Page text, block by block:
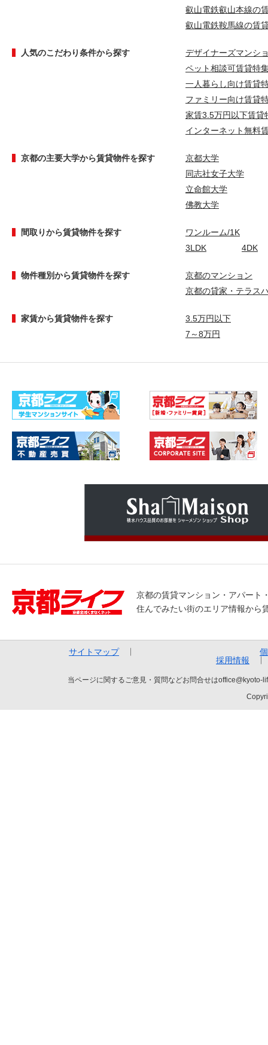
叡山電鉄叡山本線の
叡山電鉄鞍馬線の賃
人気のこだわり条件から探す
デザイナーズマンシ
ペット相談可賃貸特
一人暮らし向け賃貸
ファミリー向け賃貸
家賃3.5万円以下賃貸
インターネット無料
京都の主要大学から賃貸物件を探す
京都大学
同志社女子大学
立命館大学
佛教大学
間取りから賃貸物件を探す
ワンルーム/1K
3LDK
4DK
物件種別から賃貸物件を探す
京都のマンション
京都の貸家・テラス
家賃から賃貸物件を探す
3.5万円以下
7～8万円
京都の賃貸マンション・アパート
住んでみたい街のエリア情報から
サイトマップ
採用情報
当ページに関するご意見・質問などお問合せは